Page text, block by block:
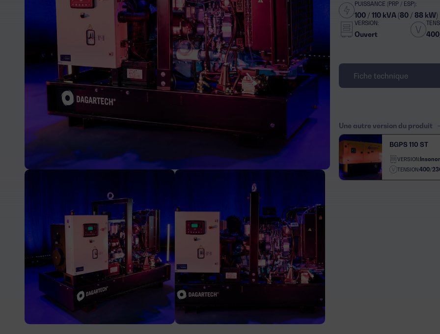
PUISSANCE (PRP / ESP):
100 / 110 kVA (80 / 88 kW)
VERSION:
Ouvert
Fiche technique
Une autre version du produit
BGPS 110 ST
VERSION:
TENSION:400/